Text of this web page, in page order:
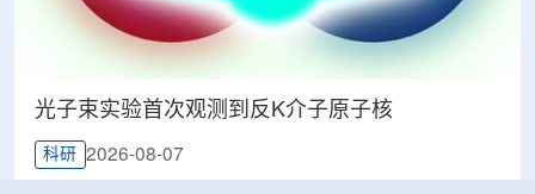
光子束实验首次观测到反K介子原子核
科研 2026-08-07